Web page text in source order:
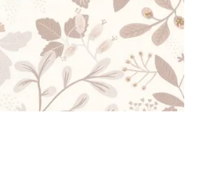
jiné barevné variantě
jiné barevné variantě